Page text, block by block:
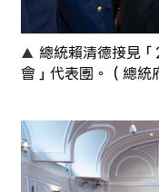
總統賴清德接見
會」代表團。（總統